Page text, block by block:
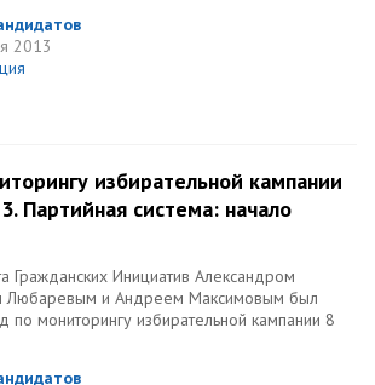
2013
избирательной кампании
Партийная система: начало
Гражданских Инициатив Александром
Любаревым и Андреем Максимовым был
по мониторингу избирательной кампании 8